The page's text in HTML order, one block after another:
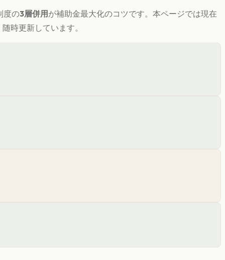
度の3層併用 が補助金最大化のコツです。 本ページでは現在
時更新しています。